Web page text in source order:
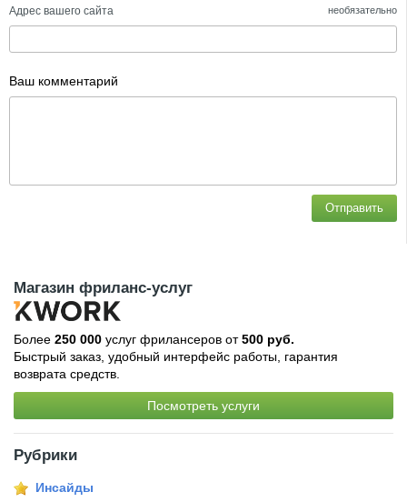
Адрес вашего сайта необязательно
Ваш комментарий
Отправить
Магазин фриланс-услуг
Более 250 000 услуг фрилансеров от500 руб.
Быстрый заказ, удобный интерфейс работы, гарантия
возврата средств.
Посмотреть услуги
Рубрики
Инсайды